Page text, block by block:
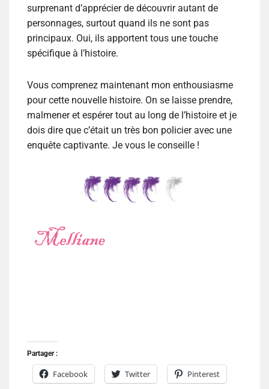
surprenant d’apprécier de découvrir autant de
personnages, surtout quand ils ne sont pas
principaux. Oui, ils apportent tous une touche
spécifique à l’histoire.
Vous comprenez maintenant mon enthousiasme
pour cette nouvelle histoire. On se laisse prendre,
malmener et espérer tout au long de l’histoire et je
dois dire que c’était un très bon policier avec une
enquête captivante. Je vous le conseille !
Partager :
Facebook Twitter Pinterest